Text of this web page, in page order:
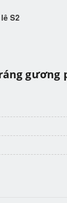
S2
gương